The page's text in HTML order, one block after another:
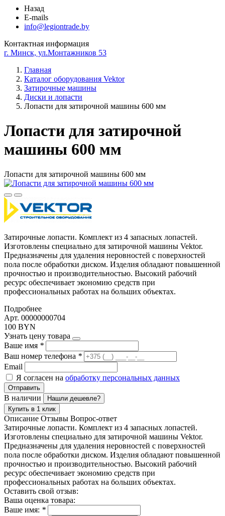
Назад
E-mails
info@legiontrade.by
Контактная информация
г. Минск, ул.Монтажников 53
Главная
Каталог оборудования Vektor
Затирочные машины
Диски и лопасти
Лопасти для затирочной машины 600 мм
Лопасти для затирочной
машины 600 мм
Лопасти для затирочной машины 600 мм
Затирочные лопасти. Комплект из 4 запасных лопастей.
Изготовлены специально для затирочной машины Vektor.
Предназначены для удаления неровностей с поверхностей
пола после обработки диском. Изделия обладают повышенной
прочностью и производительностью. Высокий рабочий
ресурс обеспечивает экономию средств при
профессиональных работах на больших объектах.
Подробнее
Арт. 00000000704
100 BYN
Узнать цену товара
Ваше имя *
Ваш номер телефона *
Email
Я согласен на обработку персональных данных
Отправить
В наличии
Нашли дешевле?
Купить в 1 клик
Описание Отзывы Вопрос-ответ
Затирочные лопасти. Комплект из 4 запасных лопастей.
Изготовлены специально для затирочной машины Vektor.
Предназначены для удаления неровностей с поверхностей
пола после обработки диском. Изделия обладают повышенной
прочностью и производительностью. Высокий рабочий
ресурс обеспечивает экономию средств при
профессиональных работах на больших объектах.
Оставить свой отзыв:
Ваша оценка товара:
Ваше имя: *